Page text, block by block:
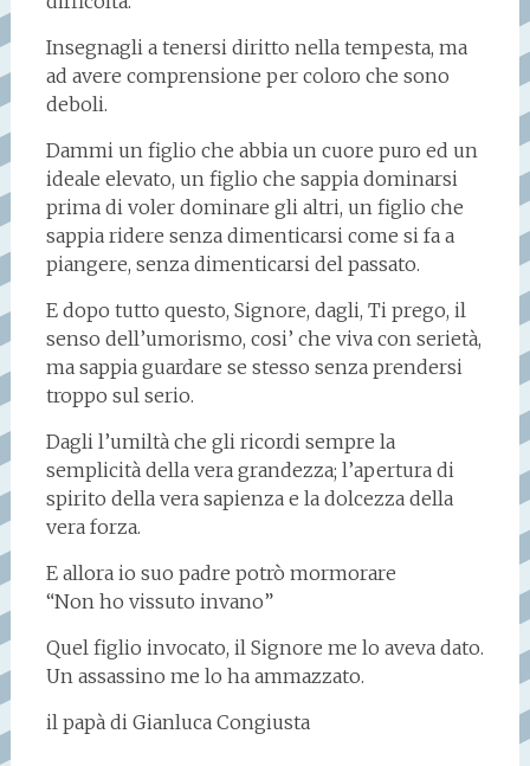
Insegnagli a tenersi diritto nella tempesta, ma
ad avere comprensione per coloro che sono
deboli.
Dammi un figlio che abbia un cuore puro ed un
ideale elevato, un figlio che sappia dominarsi
prima di voler dominare gli altri, un figlio che
sappia ridere senza dimenticarsi come si fa a
piangere, senza dimenticarsi del passato.
E dopo tutto questo, Signore, dagli, Ti prego, il
senso dell’umorismo, cosi’ che viva con serietà,
ma sappia guardare se stesso senza prendersi
troppo sul serio.
Dagli l’umiltà che gli ricordi sempre la
semplicità della vera grandezza; l’apertura di
spirito della vera sapienza e la dolcezza della
vera forza.
E allora io suo padre potrò mormorare
“Non ho vissuto invano”
Quel figlio invocato, il Signore me lo aveva dato.
Un assassino me lo ha ammazzato.
il papà di Gianluca Congiusta